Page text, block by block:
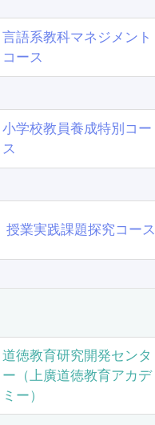
言語系教科マネジメント
コース
小学校教員養成特別コー
ス
授業実践課題探究コース
道徳教育研究開発センタ
ー（上廣道徳教育アカデ
ミー）